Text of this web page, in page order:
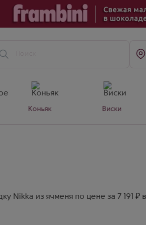
Коньяк Виски
Nikka из ячменя по цене за 7 191 ₽